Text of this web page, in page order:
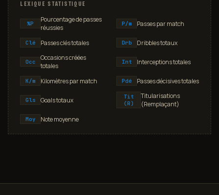
LEXIQUE STATISTIQUE
%P
Pourcentage de passes
réussies
P/m Passes par match
Clé Passes clés totales Drb Dribbles totaux
Occ
Occasions créées
totales
Int Interceptions totales
K/m Kilomètres par match Pdé Passes décisives totales
Gls Goals totaux
Tit
(R)
Titularisations
(Remplaçant)
Moy Note moyenne